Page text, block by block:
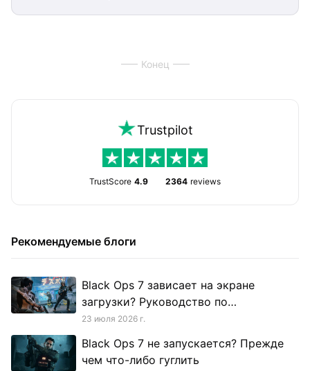
Конец
Trustpilot
TrustScore 4.9 2364 reviews
Рекомендуемые блоги
Black Ops 7 зависает на экране
загрузки? Руководство по
исправлению для каждого симптома
23 июля 2026 г.
Black Ops 7 не запускается? Прежде
чем что-либо гуглить